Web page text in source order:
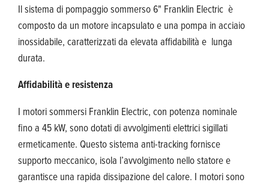
Il sistema di pompaggio sommerso 6" Franklin Electric è
composto da un motore incapsulato e una pompa in acciaio
inossidabile, caratterizzati da elevata affidabilità e lunga
durata.
Affidabilità e resistenza
I motori sommersi Franklin Electric, con potenza nominale
fino a 45 kW, sono dotati di avvolgimenti elettrici sigillati
ermeticamente. Questo sistema anti-tracking fornisce
supporto meccanico, isola l’avvolgimento nello statore e
garantisce una rapida dissipazione del calore. I motori sono